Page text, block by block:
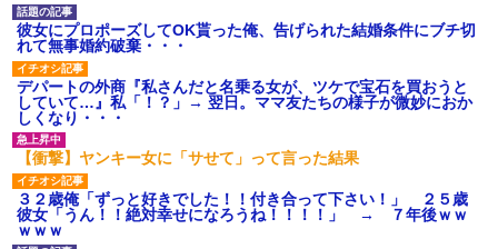
【愕然】白のクラウン俺氏、
高速道路左車線を制限速度で走
った結果wwwwwwwwwwww
百年の恋12-899 食べた量を
張り合ってくる
【悲報】佐藤輝明・・・２軍
でも盛大にやらかす←あまり悲
しませないでくれ
彼女にプロポーズしてOK貰った俺、告げられた結婚条件にブチ切
れて無事婚約破棄・・・
デパートの外商『私さんだと名乗る女が、ツケで宝石を買おうと
していて…』私「！？」→ 翌日。ママ友たちの様子が微妙におか
しくなり・・・
【衝撃】ヤンキー女に「サせて」って言った結果
３２歳俺「ずっと好きでした！！付き合って下さい！」 ２５歳
彼女「うん！！絶対幸せになろうね！！！！」 → ７年後ｗｗ
ｗｗｗ